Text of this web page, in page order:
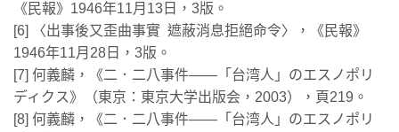
《民報》1946年11月13日，3版。
[6] 〈出事後又歪曲事實 遮蔽消息拒絕命令〉，《民報》
1946年11月28日，3版。
[7] 何義麟，《二．二八事件——「台湾人」のエスノポリ
ディクス》（東京：東京大学出版会，2003），頁219。
[8] 何義麟，《二．二八事件——「台湾人」のエスノポリ